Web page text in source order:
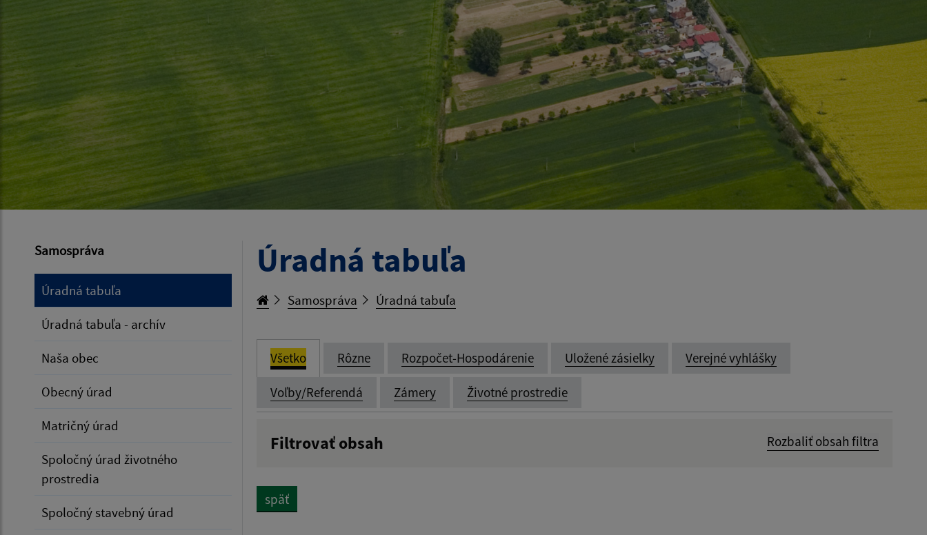
Samospráva
Úradná tabuľa
Úradná tabuľa - archív
Naša obec
Obecný úrad
Matričný úrad
Spoločný úrad životného
prostredia
Spoločný stavebný úrad
Úradná tabuľa
Samospráva Úradná tabuľa
Všetko Rôzne Rozpočet-Hospodárenie Uložené zásielky Verejné vyhlášky
Voľby/Referendá Zámery Životné prostredie
Filtrovať obsah Rozbaliť obsah filtra
späť